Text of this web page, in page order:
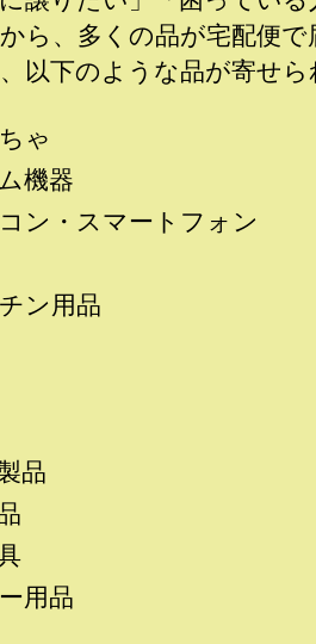
ら、多くの品が宅配便
以下のような品が寄せら
ゃ
機器
ン・スマートフォン
ン用品
品
用品